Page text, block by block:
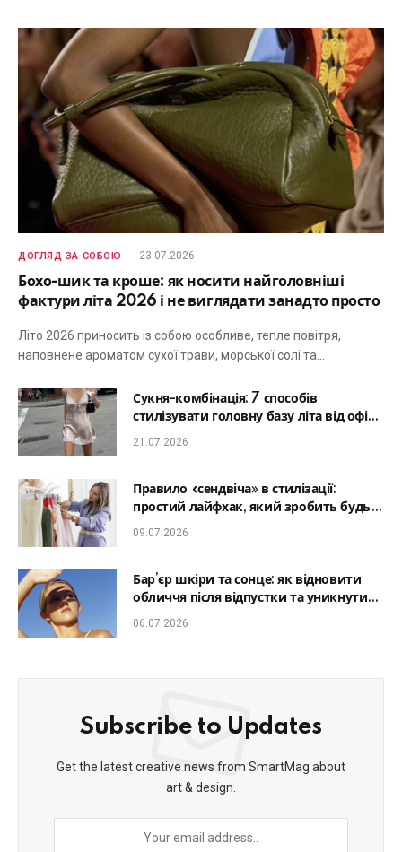
ДОГЛЯД ЗА СОБОЮ 23.07.2026
Бохо-шик та кроше: як носити найголовніші
фактури літа 2026 і не виглядати занадто просто
Літо 2026 приносить із собою особливе, тепле повітря,
наповнене ароматом сухої трави, морської солі та…
Сукня-комбінація: 7 способів
стилізувати головну базу літа від офісу
до романтичної вечері
21.07.2026
Правило «сендвіча» в стилізації:
простий лайфхак, який зробить будь-
який образ гармонійним
09.07.2026
Бар’єр шкіри та сонце: як відновити
обличчя після відпустки та уникнути
фотостаріння
06.07.2026
Subscribe to Updates
Get the latest creative news from SmartMag about
art & design.